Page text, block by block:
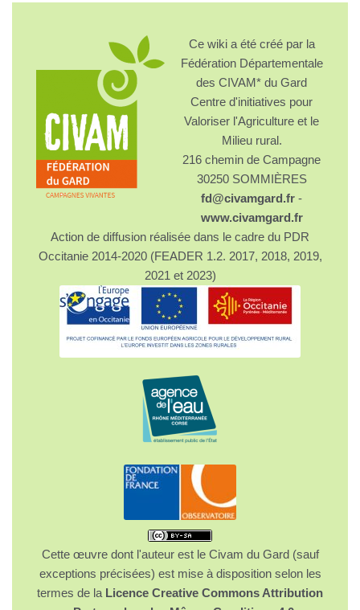
Ce wiki a été créé par la
Fédération Départementale
des CIVAM* du Gard
Centre d'initiatives pour
Valoriser l'Agriculture et le
Milieu rural.
216 chemin de Campagne
30250 SOMMIÈRES
fd@civamgard.fr -
www.civamgard.fr
Action de diffusion réalisée dans le cadre du PDR
Occitanie 2014-2020 (FEADER 1.2. 2017, 2018, 2019,
2021 et 2023)
Cette œuvre dont l'auteur est le Civam du Gard (sauf
exceptions précisées) est mise à disposition selon les
termes de la Licence Creative Commons Attribution